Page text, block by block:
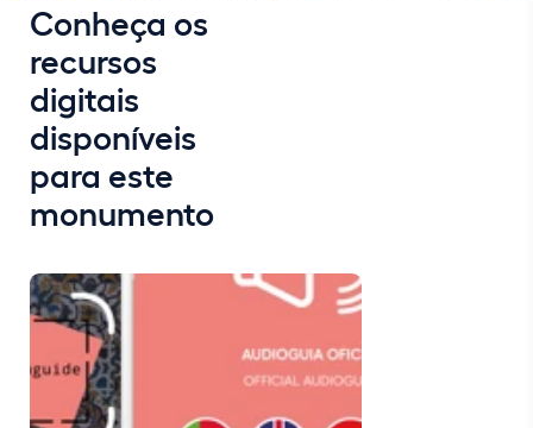
Conheça os
recursos
digitais
disponíveis
para este
monumento